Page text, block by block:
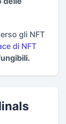
gli NFT
di NFT